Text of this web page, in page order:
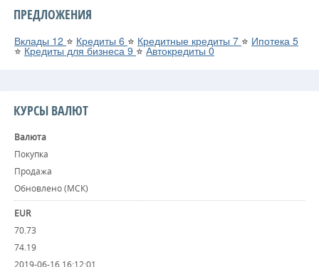
ПРЕДЛОЖЕНИЯ
Вклады 12 ⭐ Кредиты 6 ⭐ Кредитные кредиты 7 ⭐ Ипотека 5
⭐Кредиты для бизнеса 9 ⭐Автокредиты 0
КУРСЫ ВАЛЮТ
Валюта
Покупка
Продажа
Обновлено (МСК)
EUR
70.73
74.19
2019-06-16 16:12:01